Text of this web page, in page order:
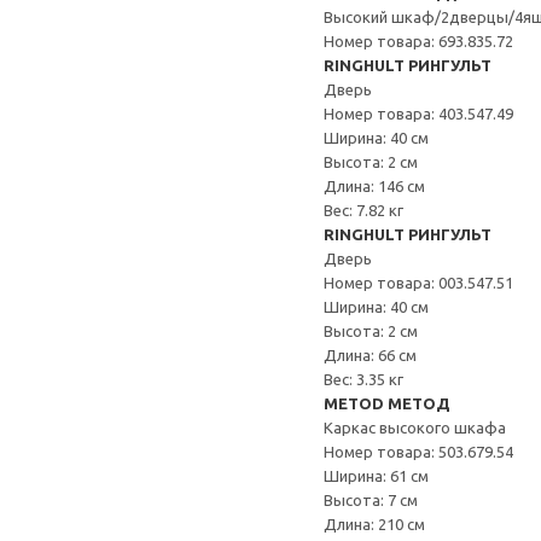
Высокий шкаф/2дверцы/
Номер товара: 693.835.72
RINGHULT РИНГУЛЬТ
Дверь
Номер товара: 403.547.49
Ширина: 40 см
Высота: 2 см
Длина: 146 см
Вес: 7.82 кг
RINGHULT РИНГУЛЬТ
Дверь
Номер товара: 003.547.51
Ширина: 40 см
Высота: 2 см
Длина: 66 см
Вес: 3.35 кг
METOD МЕТОД
Каркас высокого шкафа
Номер товара: 503.679.54
Ширина: 61 см
Высота: 7 см
Длина: 210 см